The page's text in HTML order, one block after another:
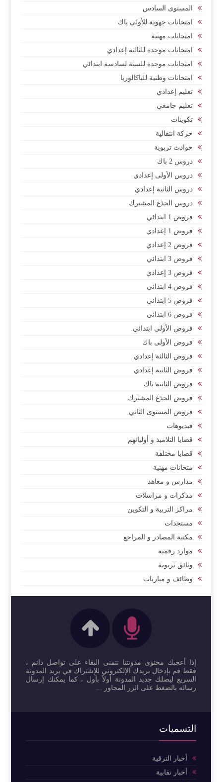
المستوى السادس
امتحانات جهوية للأولى باك
امتحانات مهنية
امتحانات موحدة للثالثة إعدادي
امتحانات موحدة للسنة لسادسة ابتدائي
امتحانات وطنية للباكالوريا
تعليم إعدادي
تعليم جامعي
تكوينات
حركة انتقالية
حوادث تربوية
دروس 2 باك
دروس الأولى إعدادي
دروس الثانية إعدادي
دروس الجذع المشترك
فروض 1 ابتدائي
فروض 1 إعدادي
فروض 2 إعدادي
فروض 3 ابتدائي
فروض 3 إعدادي
فروض 4 ابتدائي
فروض 5 ابتدائي
فروض 6 ابتدائي
فروض الأولى ابتدائي
فروض الأولى باك
فروض الثالثة إعدادي
فروض الثانية إعدادي
فروض الثانية باك
فروض الجذع المشترك
فروض المستوى الثاني
فيديوهات
قضايا التلاميذ و أوليائهم
قضايا مختلفة
متحانات مهنية
مدارس و معاهد
مذكرات و مراسلات
مراكز التربية و التكوين
مستجدات
مكتبة المصادر و المراجع
موارد رقمية
وثائق تربوية
وظائف و مباريات
إذا أعجبك محتوى مدونتنا نتمنى البقاء على تواصل دائم ،
فقط قم بإدخال بريدك الإلكتروني للإشتراك في بريد المدونة
السريع ليصلك جديد المدونة أولاً بأول ، كما يمكنك إرسال
رساله بالضغط على الزر المجاور ...
التسميات
أخبار الترقية
أخبار نقابية